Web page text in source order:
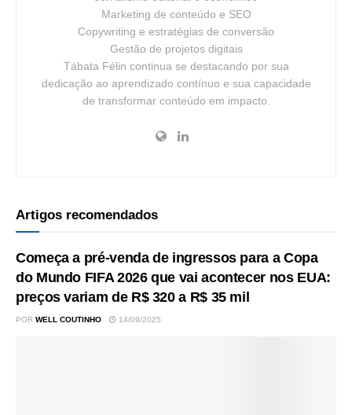
Marketing de conteúdo e SEO
Copywriting e estratégias de conversão
Gestão de projetos digitais
Tábata Félin continua se destacando por sua
dedicação ao aprendizado contínuo e sua capacidade
de transformar conteúdo em impacto.
Artigos recomendados
Começa a pré-venda de ingressos para a Copa
do Mundo FIFA 2026 que vai acontecer nos EUA:
preços variam de R$ 320 a R$ 35 mil
POR WELL COUTINHO 14/09/2025